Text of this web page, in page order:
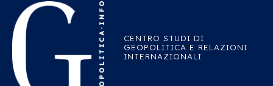
CENTRO STUDI DI
GEOPOLITICA E RELAZIONI
INTERNAZIONALI